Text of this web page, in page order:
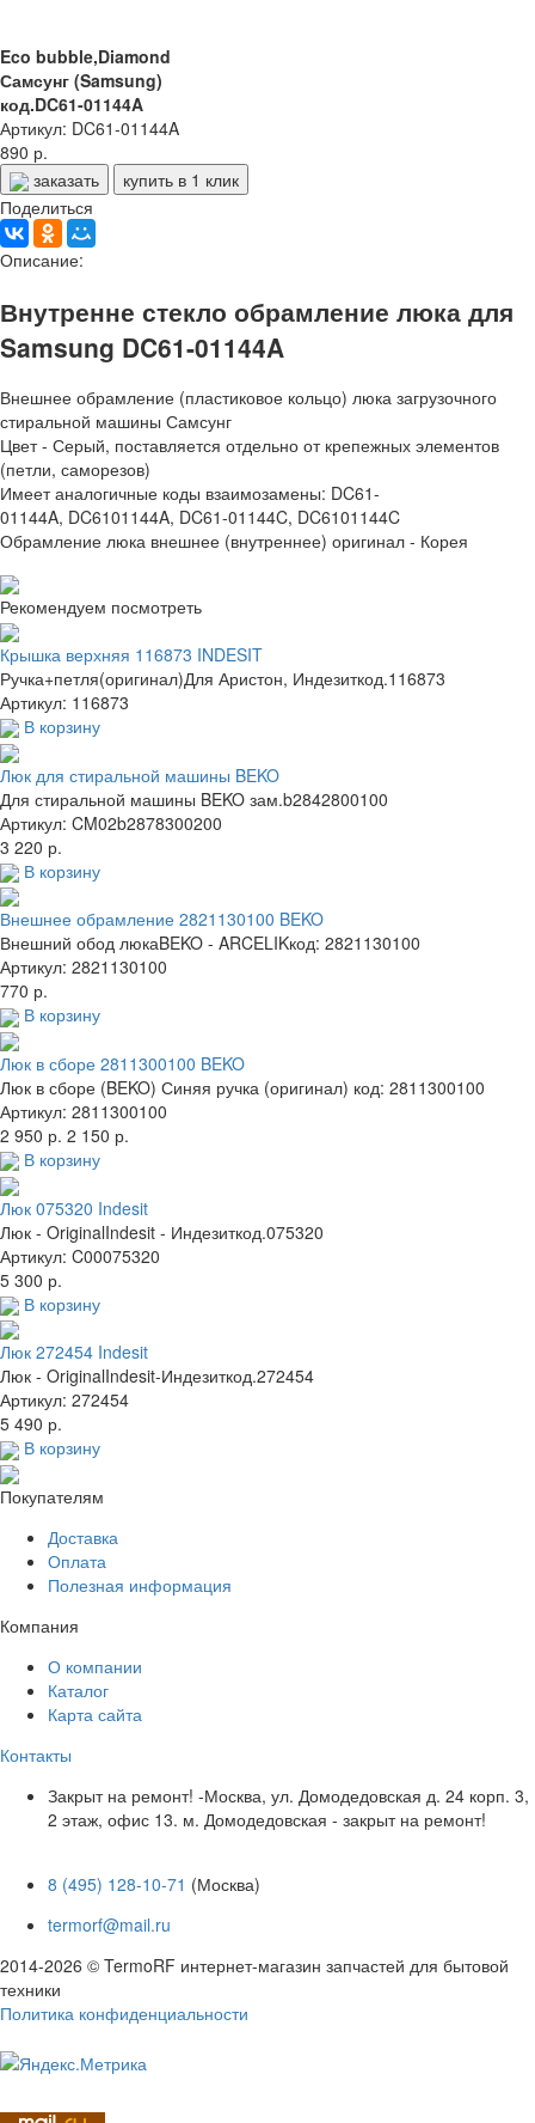
Eco bubble,Diamond
Самсунг (Samsung)
код.DC61-01144A
Артикул: DC61-01144A
890 р.
заказать
купить в 1 клик
Поделиться
Описание:
Внутренне стекло обрамление люка для
Samsung DC61-01144A
Внешнее обрамление (пластиковое кольцо) люка загрузочного
стиральной машины Самсунг
Цвет - Серый, поставляется отдельно от крепежных элементов
(петли, саморезов)
Имеет аналогичные коды взаимозамены: DC61-
01144A, DC6101144A, DC61-01144C, DC6101144C
Обрамление люка внешнее (внутреннее) оригинал - Корея
Рекомендуем посмотреть
Крышка верхняя 116873 INDESIT
Ручка+петля(оригинал)Для Аристон, Индезиткод.116873
Артикул: 116873
В корзину
Люк для стиральной машины BEKO
Для стиральной машины BEKO зам.b2842800100
Артикул: CM02b2878300200
3 220 р.
В корзину
Внешнее обрамление 2821130100 BEKO
Внешний обод люкаBEKO - ARCELIKкод: 2821130100
Артикул: 2821130100
770 р.
В корзину
Люк в сборе 2811300100 BEKO
Люк в сборе (BEKO) Синяя ручка (оригинал) код: 2811300100
Артикул: 2811300100
2 950 р. 2 150 р.
В корзину
Люк 075320 Indesit
Люк - OriginalIndesit - Индезиткод.075320
Артикул: C00075320
5 300 р.
В корзину
Люк 272454 Indesit
Люк - OriginalIndesit-Индезиткод.272454
Артикул: 272454
5 490 р.
В корзину
Покупателям
Доставка
Оплата
Полезная информация
Компания
О компании
Каталог
Карта сайта
Контакты
Закрыт на ремонт! -Москва, ул. Домодедовская д. 24 корп. 3,
2 этаж, офис 13. м. Домодедовская - закрыт на ремонт!
8 (495) 128-10-71 (Москва)
termorf@mail.ru
2014-2026 © TermoRF интернет-магазин запчастей для бытовой
техники
Политика конфиденциальности